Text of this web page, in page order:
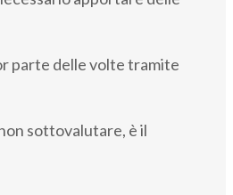
parte delle volte tramite
sottovalutare, è il